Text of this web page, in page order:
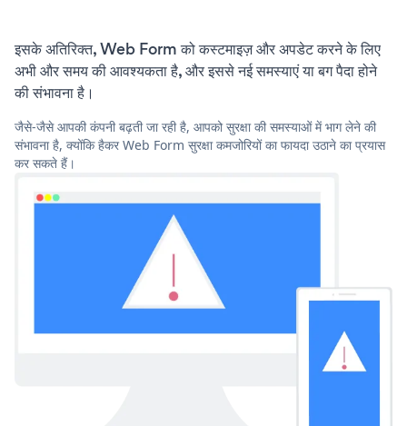
इसके अतिरिक्त, Web Form को कस्टमाइज़ और अपडेट करने के लिए
अभी और समय की आवश्यकता है, और इससे नई समस्याएं या बग पैदा होने
की संभावना है।
जैसे-जैसे आपकी कंपनी बढ़ती जा रही है, आपको सुरक्षा की समस्याओं में भाग लेने की
संभावना है, क्योंकि हैकर Web Form सुरक्षा कमजोरियों का फायदा उठाने का प्रयास
कर सकते हैं।